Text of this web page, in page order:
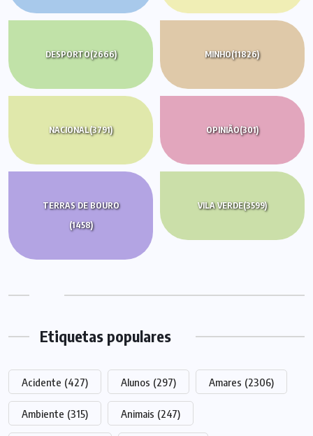
DESPORTO(2666) MINHO(11826)
NACIONAL(3791) OPINIÃO(301)
TERRAS DE BOURO
(1458)
VILA VERDE(3599)
Etiquetas populares
Acidente (427) Alunos (297) Amares (2306)
Ambiente (315) Animais (247)